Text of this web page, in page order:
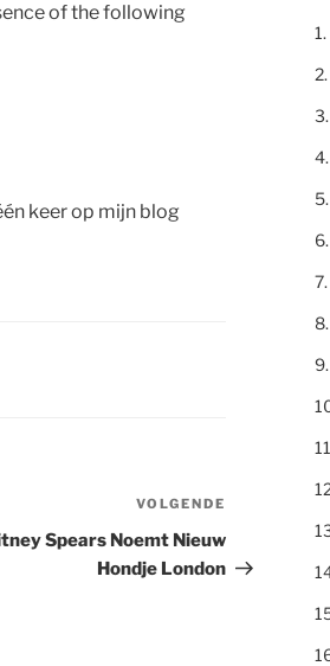
of the following
keer op mijn blog
bericht
VOLGENDE
Spears Noemt Nieuw
Hondje London